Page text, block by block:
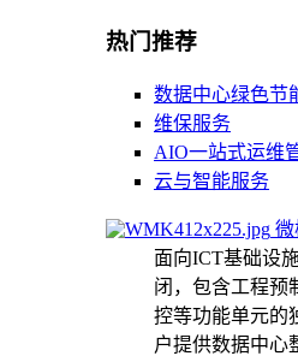
热门推荐
数据中心绿色节
维保服务
AIO一站式运维
云与智能服务
微
面向ICT基础设
闭，包含工程预
控等功能单元的
户提供数据中心